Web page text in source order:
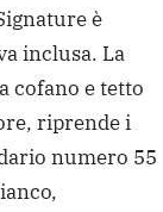
è
inclusa. La
cofano e tetto
riprende i
numero 55